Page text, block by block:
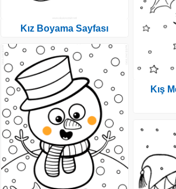
Kız Boyama Sayfası
Kış